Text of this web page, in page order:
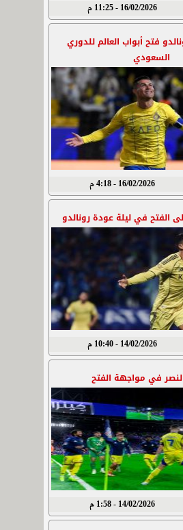
16/02/2026 - 11:25 م
فتح أبواب العالم للدوري
السعودي
16/02/2026 - 4:18 م
الفتح في ليلة عودة رونالدو
14/02/2026 - 10:40 م
في مواجهة الفتح
14/02/2026 - 1:58 م